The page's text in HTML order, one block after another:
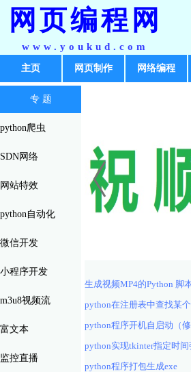
网页编程网
www.youkud.com
主页 网页制作 网络编程
专 题
python爬虫
SDN网络
网站特效
python自动化
微信开发
小程序开发
m3u8视频流
富文本
监控直播
生成视频MP4的Python 脚
python在注册表中查找某
python程序开机自启动（修
python实现tkinter指定时
python程序打包生成exe